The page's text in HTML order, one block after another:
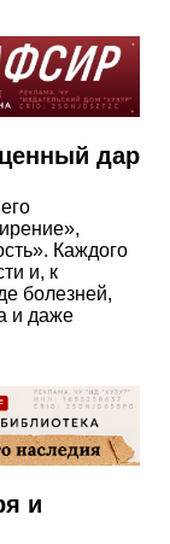
дар
Каждого
и, к
болезней,
и даже
и